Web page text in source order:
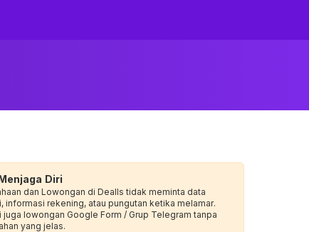
Diri
dan Lowongan di Dealls tidak meminta data
informasi rekening, atau pungutan ketika melamar.
juga lowongan Google Form / Grup Telegram tanpa
yang jelas.